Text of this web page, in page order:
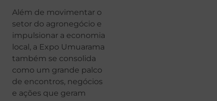
Além de movimentar o
setor do agronegócio e
impulsionar a economia
local, a Expo Umuarama
também se consolida
como um grande palco
de encontros, negócios
e ações que geram